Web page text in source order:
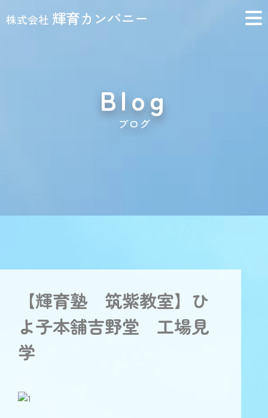
株式会社 輝育カンパニー
ブログ
Blog
【輝育塾 筑紫教室】ひ
よ子本舗吉野堂 工場見
学